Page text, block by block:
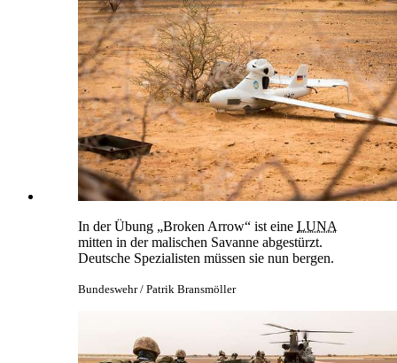
In der Übung „Broken Arrow“ ist eine LUNA
mitten in der malischen Savanne abgestürzt.
Deutsche Spezialisten müssen sie nun bergen.
Bundeswehr / Patrik Bransmöller